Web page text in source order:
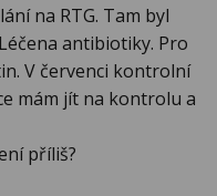
na RTG. Tam byl
antibiotiky. Pro
V červenci kontrolní
mám jít na kontrolu a
příliš?